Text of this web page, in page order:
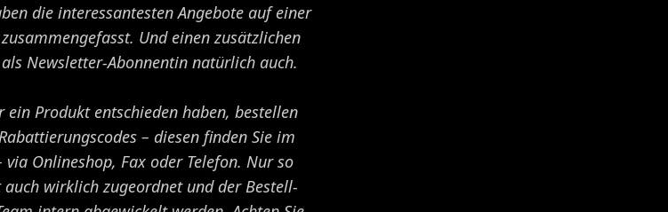
die interessantesten Angebote auf einer
Und einen zusätzlichen
Newsletter-Abonnentin natürlich auch.
ein Produkt entschieden haben, bestellen
– diesen finden Sie im
Onlineshop, Fax oder Telefon. Nur so
wirklich zugeordnet und der Bestell-